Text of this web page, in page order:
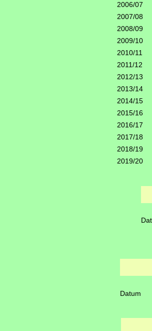
2006/07
2007/08
2008/09
2009/10
2010/11
2011/12
2012/13
2013/14
2014/15
2015/16
2016/17
2017/18
2018/19
2019/20
Datum